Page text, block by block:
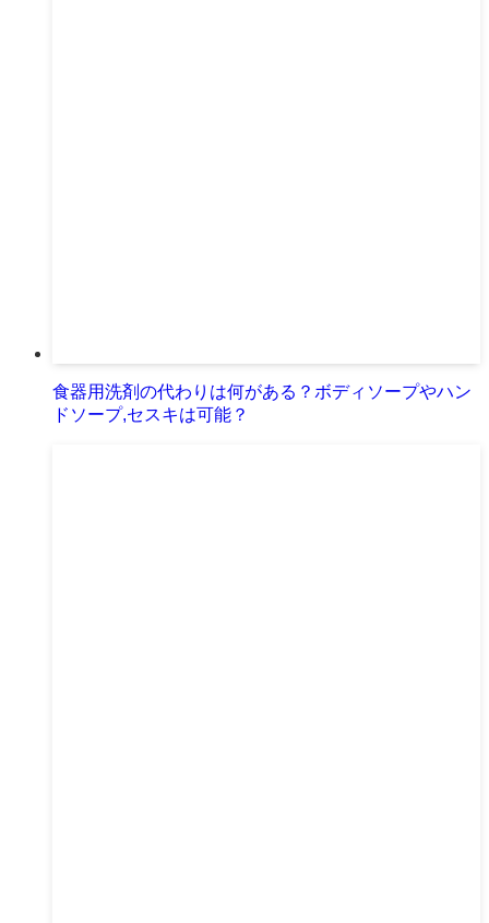
食器用洗剤の代わりは何がある？ボディソープやハン
ドソープ,セスキは可能？